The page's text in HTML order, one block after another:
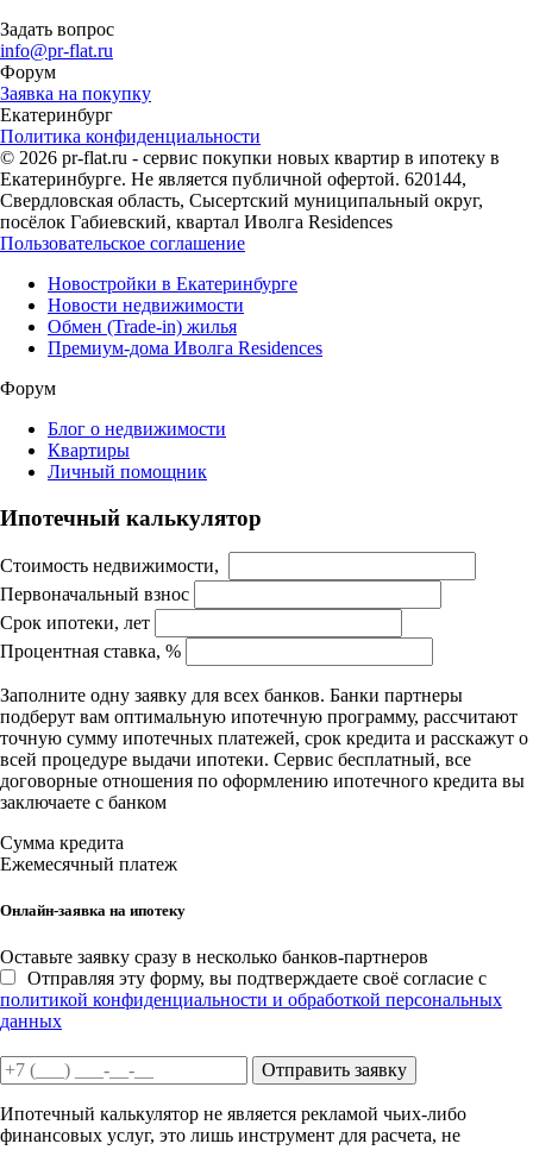
Задать вопрос
info@pr-flat.ru
Форум
Заявка на покупку
Екатеринбург
Политика конфиденциальности
© 2026 pr-flat.ru - сервис покупки новых квартир в ипотеку в
Екатеринбурге. Не является публичной офертой. 620144,
Свердловская область, Сысертский муниципальный округ,
посёлок Габиевский, квартал Иволга Residences
Пользовательское соглашение
Новостройки в Екатеринбурге
Новости недвижимости
Обмен (Trade-in) жилья
Премиум-дома Иволга Residences
Форум
Блог о недвижимости
Квартиры
Личный помощник
Ипотечный калькулятор
Стоимость недвижимости,
Первоначальный взнос
Срок ипотеки, лет
Процентная ставка, %
Заполните одну заявку для всех банков. Банки партнеры
подберут вам оптимальную ипотечную программу, рассчитают
точную сумму ипотечных платежей, срок кредита и расскажут о
всей процедуре выдачи ипотеки. Сервис бесплатный, все
договорные отношения по оформлению ипотечного кредита вы
заключаете с банком
Сумма кредита
Ежемесячный платеж
Онлайн-заявка на ипотеку
Оставьте заявку сразу в несколько банков-партнеров
Отправляя эту форму, вы подтверждаете своё согласие с
политикой конфиденциальности и обработкой персональных
данных
Отправить заявку
Ипотечный калькулятор не является рекламой чьих-либо
финансовых услуг, это лишь инструмент для расчета, не